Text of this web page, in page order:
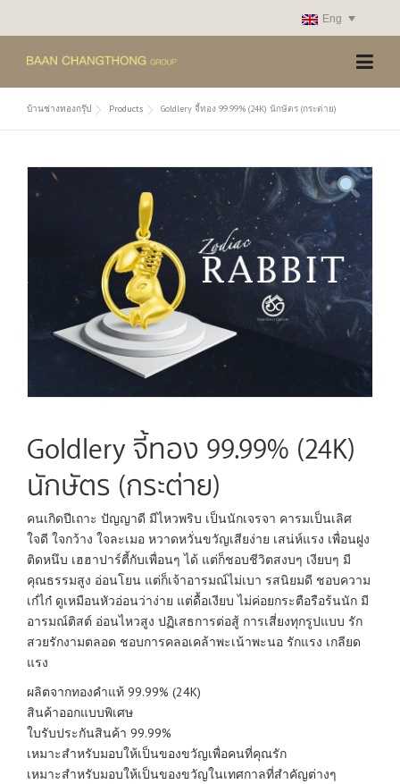
Eng
บ้านช่างทองกรุ๊ป Products Goldlery จี้ทอง 99.99% (24K) นักษัตร (กระต่าย)
Goldlery จี้ทอง 99.99% (24K)
นักษัตร (กระต่าย)
คนเกิดปีเถาะ ปัญญาดี มีไหวพริบ เป็นนักเจรจา คารมเป็นเลิศ
ใจดี ใจกว้าง ใจละเมอ หวาดหวั่นขวัญเสียง่าย เสน่ห์แรง เพื่อนฝูง
ติดหนึบ เฮฮาปาร์ตี้กับเพื่อนๆ ได้ แต่ก็ชอบชีวิตสงบๆ เงียบๆ มี
คุณธรรมสูง อ่อนโยน แต่ก็เจ้าอารมณ์ไม่เบา รสนิยมดี ชอบความ
เก๋ไก๋ ดูเหมือนหัวอ่อนว่าง่าย แต่ดื้อเงียบ ไม่ค่อยกระตือรือร้นนัก มี
อารมณ์ติสต์ อ่อนไหวสูง ปฏิเสธการต่อสู้ การเสี่ยงทุกรูปแบบ รัก
สวยรักงามตลอด ชอบการคลอเคล้าพะเน้าพะนอ รักแรง เกลียด
แรง
ผลิตจากทองคำแท้ 99.99% (24K)
สินค้าออกแบบพิเศษ
ใบรับประกันสินค้า 99.99%
เหมาะสำหรับมอบให้เป็นของขวัญเพื่อคนที่คุณรัก
เหมาะสำหรับมอบให้เป็นของขวัญในเทศกาลที่สำคัญต่างๆ